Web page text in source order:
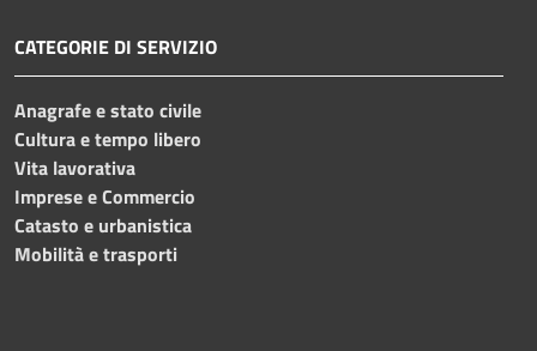
CATEGORIE DI SERVIZIO
Anagrafe e stato civile
Cultura e tempo libero
Vita lavorativa
Imprese e Commercio
Catasto e urbanistica
Mobilità e trasporti